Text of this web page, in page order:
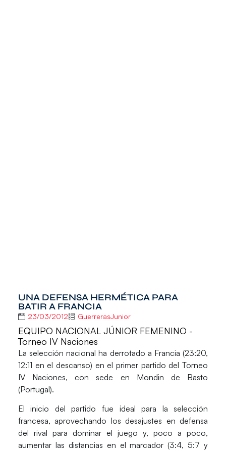
UNA DEFENSA HERMÉTICA PARA
BATIR A FRANCIA
23/03/2012 GuerrerasJunior
EQUIPO NACIONAL JÚNIOR FEMENINO -
Torneo IV Naciones
La selección nacional ha derrotado a Francia (23:20,
12:11 en el descanso) en el primer partido del Torneo
IV Naciones, con sede en Mondin de Basto
(Portugal).
El inicio del partido fue ideal para la selección
francesa, aprovechando los desajustes en defensa
del rival para dominar el juego y, poco a poco,
aumentar las distancias en el marcador (3:4, 5:7 y